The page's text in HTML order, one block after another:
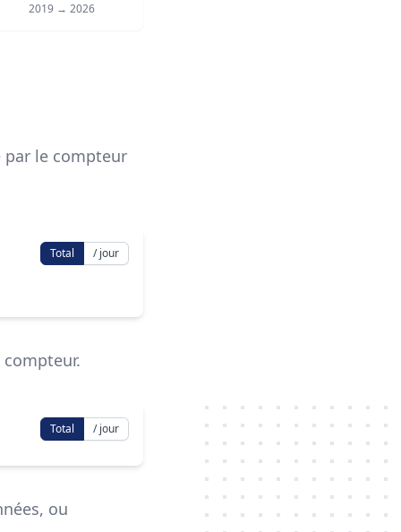
2019 → 2026
par le compteur
Total / jour
Total / jour
ou